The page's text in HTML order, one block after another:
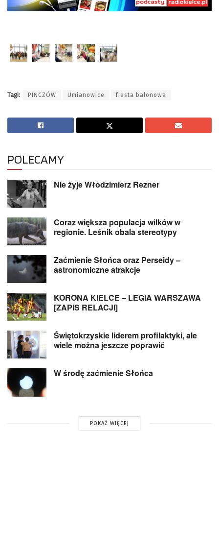
Tagi: PIŃCZÓW Umianowice fiesta balonowa
POLECAMY
Nie żyje Włodzimierz Rezner
Coraz większa populacja wilków w
regionie. Leśnik obala stereotypy
Zaćmienie Słońca oraz Perseidy –
astronomiczne atrakcje
KORONA KIELCE – LEGIA WARSZAWA
[ZAPIS RELACJI]
Świętokrzyskie liderem profilaktyki, ale
wiele można jeszcze poprawić
W środę zaćmienie Słońca
POKAŻ WIĘCEJ